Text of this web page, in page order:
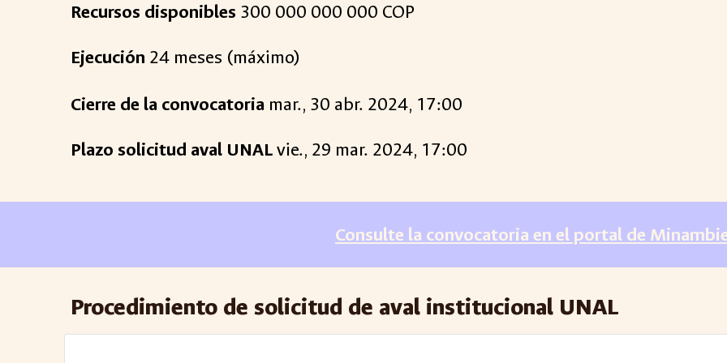
Recursos disponibles 300 000 000 000 COP
Ejecución 24 meses (máximo)
Cierre de la convocatoria mar., 30 abr. 2024, 17:00
Plazo solicitud aval UNALvie., 29 mar. 2024, 17:00
Consulte la convocatoria en el portal de
Procedimiento de solicitud de aval institucional UNAL